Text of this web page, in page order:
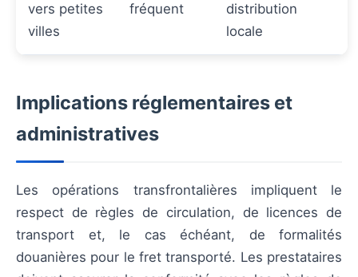
vers petites
villes
fréquent
distribution
locale
Implications réglementaires et
administratives
Les opérations transfrontalières impliquent le
respect de règles de circulation, de licences de
transport et, le cas échéant, de formalités
douanières pour le fret transporté. Les prestataires